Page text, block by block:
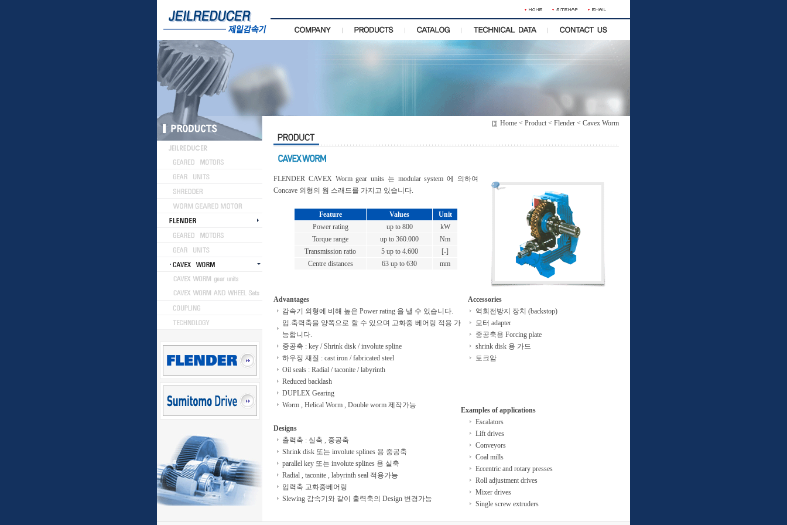
Home < Product < Flender < Cavex Worm
FLENDER CAVEX Worm gear units 는 modular system 에 의하여
Concave 외형의 웜 스래드를 가지고 있습니다.
Feature Values
Unit
Power rating
up to 800
kW
Torque range
up to 360.000
Nm
Transmission ratio
5 up to 4.600
[-]
Centre distances
63 up to 630 mm
Advantages
Accessories
감속기 외형에 비해 높은 Power rating 을 낼 수 있습니다.
입.축력축을 양쪽으로 할 수 있으며 고화중 베어링 적용 가
능합니다.
중공축 : key / Shrink disk / involute spline
하우징 재질 : cast iron / fabricated steel
Oil seals : Radial / taconite / labyrinth
Reduced backlash
DUPLEX Gearing
Worm , Helical Worm , Double worm 제작가능
Designs
출력축 : 실축 , 중공축
Shrink disk 또는 involute splines 용 중공축
parallel key 또는 involute splines 용 실축
Radial , taconite , labyrinth seal 적용가능
입력축 고화중베어링
Slewing 감속기와 같이 출력축의 Design 변경가능
역회전방지 장치 (backstop)
모터 adapter
중공축용 Forcing plate
shrink disk 용 가드
토크암
Examples of applications
Escalators
Lift drives
Conveyors
Coal mills
Eccentric and rotary presses
Roll adjustment drives
Mixer drives
Single screw extruders